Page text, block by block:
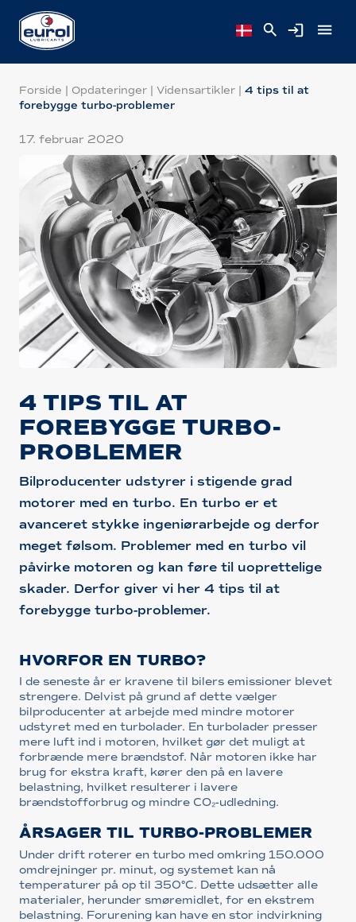
Forside | Opdateringer | Vidensartikler | 4 tips til at
forebygge turbo-problemer
17. februar 2020
4 TIPS TIL AT
FOREBYGGE TURBO-
PROBLEMER
Bilproducenter udstyrer i stigende grad
motorer med en turbo. En turbo er et
avanceret stykke ingeniørarbejde og derfor
meget følsom. Problemer med en turbo vil
påvirke motoren og kan føre til uoprettelige
skader. Derfor giver vi her 4 tips til at
forebygge turbo-problemer.
HVORFOR EN TURBO?
I de seneste år er kravene til bilers emissioner blevet
strengere. Delvist på grund af dette vælger
bilproducenter at arbejde med mindre motorer
udstyret med en turbolader. En turbolader presser
mere luft ind i motoren, hvilket gør det muligt at
forbrænde mere brændstof. Når motoren ikke har
brug for ekstra kraft, kører den på en lavere
belastning, hvilket resulterer i lavere
brændstofforbrug og mindre CO₂-udledning.
ÅRSAGER TIL TURBO-PROBLEMER
Under drift roterer en turbo med omkring 150.000
omdrejninger pr. minut, og systemet kan nå
temperaturer på op til 350°C. Dette udsætter alle
materialer, herunder smøremidlet, for en ekstrem
belastning. Forurening kan have en stor indvirkning